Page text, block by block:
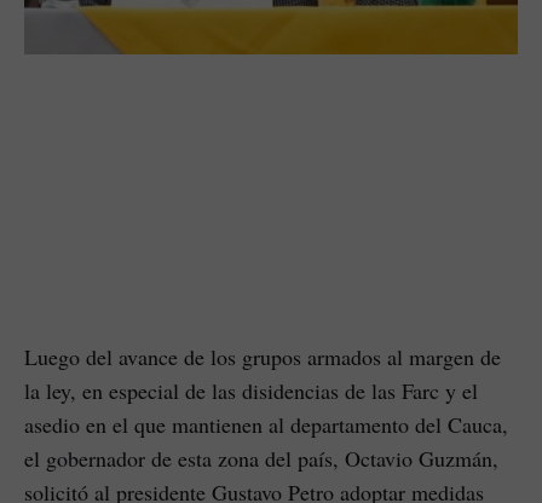
Luego del avance de los grupos armados al margen de
la ley, en especial de las disidencias de las Farc y el
asedio en el que mantienen al departamento del Cauca,
el gobernador de esta zona del país, Octavio Guzmán,
solicitó al presidente Gustavo Petro adoptar medidas